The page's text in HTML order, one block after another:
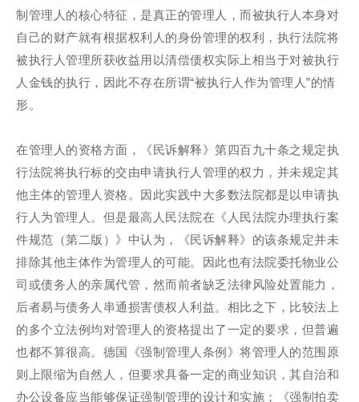
制管理人的核心特征，是真正的管理人，而被执行人本身对
自己的财产就有根据权利人的身份管理的权利，执行法院将
被执行人管理所获收益用以清偿债权实际上相当于对被执行
人金钱的执行，因此不存在所谓“被执行人作为管理人”的情
形。
在管理人的资格方面，《民诉解释》第四百九十条之规定执
行法院将执行标的交由申请执行人管理的权力，并未规定其
他主体的管理人资格。因此实践中大多数法院都是以申请执
行人为管理人。但是最高人民法院在《人民法院办理执行案
件规范（第二版）》中认为，《民诉解释》的该条规定并未
排除其他主体作为管理人的可能。因此也有法院委托物业公
司或债务人的亲属代管，然而前者缺乏法律风险处置能力，
后者易与债务人串通损害债权人利益。相比之下，比较法上
的多个立法例均对管理人的资格提出了一定的要求，但普遍
也都不算很高。德国《强制管理人条例》将管理人的范围原
则上限缩为自然人，但要求具备一定的商业知识，其自治和
办公设备应当能够保证强制管理的设计和实施；《强制拍卖